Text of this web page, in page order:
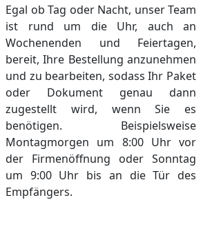
Egal ob Tag oder Nacht, unser Team
ist rund um die Uhr, auch an
Wochenenden und Feiertagen,
bereit, Ihre Bestellung anzunehmen
und zu bearbeiten, sodass Ihr Paket
oder Dokument genau dann
zugestellt wird, wenn Sie es
benötigen. Beispielsweise
Montagmorgen um 8:00 Uhr vor
der Firmenöffnung oder Sonntag
um 9:00 Uhr bis an die Tür des
Empfängers.